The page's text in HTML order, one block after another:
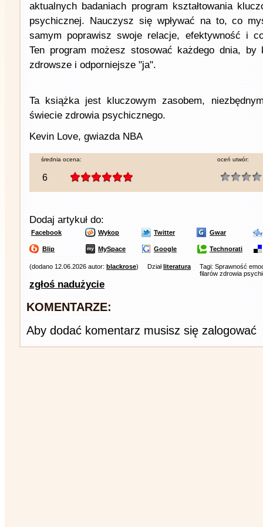
aktualnych badaniach program kształtowania
psychicznej. Nauczysz się wpływać na to, co
samym poprawisz swoje relacje, efektywność i
Ten program możesz stosować każdego dnia, by
zdrowsze i odporniejsze "ja".
Ta książka jest kluczowym zasobem,
świecie zdrowia psychicznego.
Kevin Love, gwiazda NBA
średnia ocena:
6
oceń utwór:
Dodaj artykuł do:
Facebook Wykop Twitter Gwar
Blip MySpace Google Technorati
(dodano 12.06.2026 autor: blackrose) Działliteratura
Tagi: Sprawność
filarów zdrowia
zgłoś nadużycie
KOMENTARZE:
Aby dodać komentarz musisz się zalogować